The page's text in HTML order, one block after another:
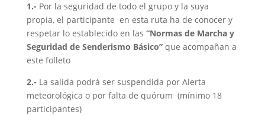
1.- Por la seguridad de todo el grupo y la suya
propia, el participante en esta ruta ha de conocer y
respetar lo establecido en las “Normas de Marcha y
Seguridad de Senderismo Básico”que acompañan a
este folleto
2.- La salida podrá ser suspendida por Alerta
meteorológica o por falta de quórum (mínimo 18
participantes)